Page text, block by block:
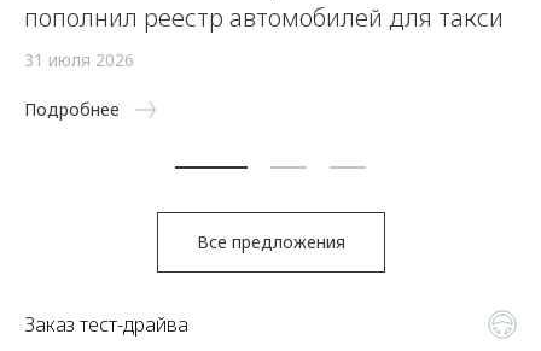
пополнил реестр автомобилей для такси
31 июля 2026
Подробнее
Все предложения
Заказ тест-драйва